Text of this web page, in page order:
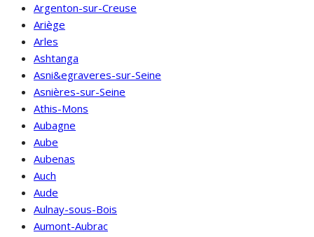
Argenton-sur-Creuse
Ariège
Arles
Ashtanga
Asni&egraveres-sur-Seine
Asnières-sur-Seine
Athis-Mons
Aubagne
Aube
Aubenas
Auch
Aude
Aulnay-sous-Bois
Aumont-Aubrac